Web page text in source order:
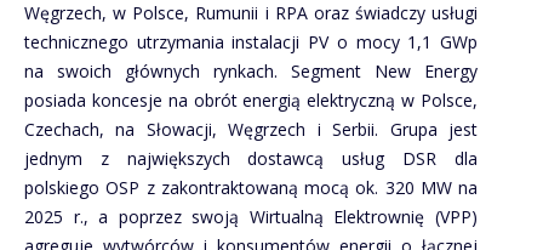
Węgrzech, w Polsce, Rumunii i RPA oraz świadczy usługi
technicznego utrzymania instalacji PV o mocy 1,1 GWp
na swoich głównych rynkach. Segment New Energy
posiada koncesje na obrót energią elektryczną w Polsce,
Czechach, na Słowacji, Węgrzech i Serbii. Grupa jest
jednym z największych dostawcą usług DSR dla
polskiego OSP z zakontraktowaną mocą ok. 320 MW na
2025 r., a poprzez swoją Wirtualną Elektrownię (VPP)